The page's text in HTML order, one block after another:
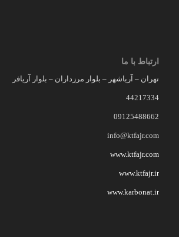
ارتباط با ما
تهران – آریاشهر – بلوار مرزداران – بلوار آریافر
44217334
09125488662
info@ktfajr.com
www.ktfajr.com
www.ktfajr.ir
www.karbonat.ir